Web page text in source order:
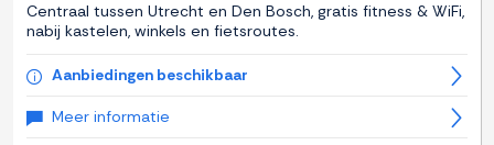
Centraal tussen Utrecht en Den Bosch, gratis fitness & WiFi,
nabij kastelen, winkels en fietsroutes.
Aanbiedingen beschikbaar
Meer informatie